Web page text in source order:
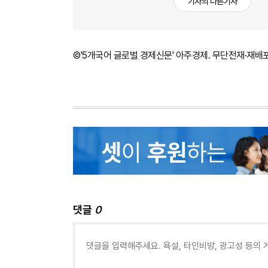
©'5개국어 글로벌 경제신문' 아주경제. 무단전재·재배
댓글 0